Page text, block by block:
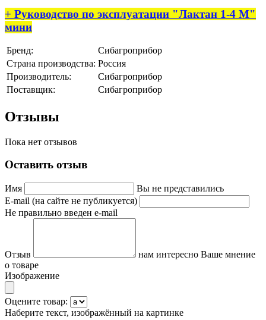
+ Руководство по эксплуатации "Лактан 1-4 М"
мини
Бренд:
Сибагроприбор
Страна производства: Россия
Производитель:
Сибагроприбор
Поставщик:
Сибагроприбор
Отзывы
Пока нет отзывов
Оставить отзыв
Имя
Вы не представились
E-mail (на сайте не публикуется)
Не правильно введен e-mail
Отзыв
нам интересно Ваше мнение
о товаре
Изображение
Оцените товар:
Наберите текст, изображённый на картинке